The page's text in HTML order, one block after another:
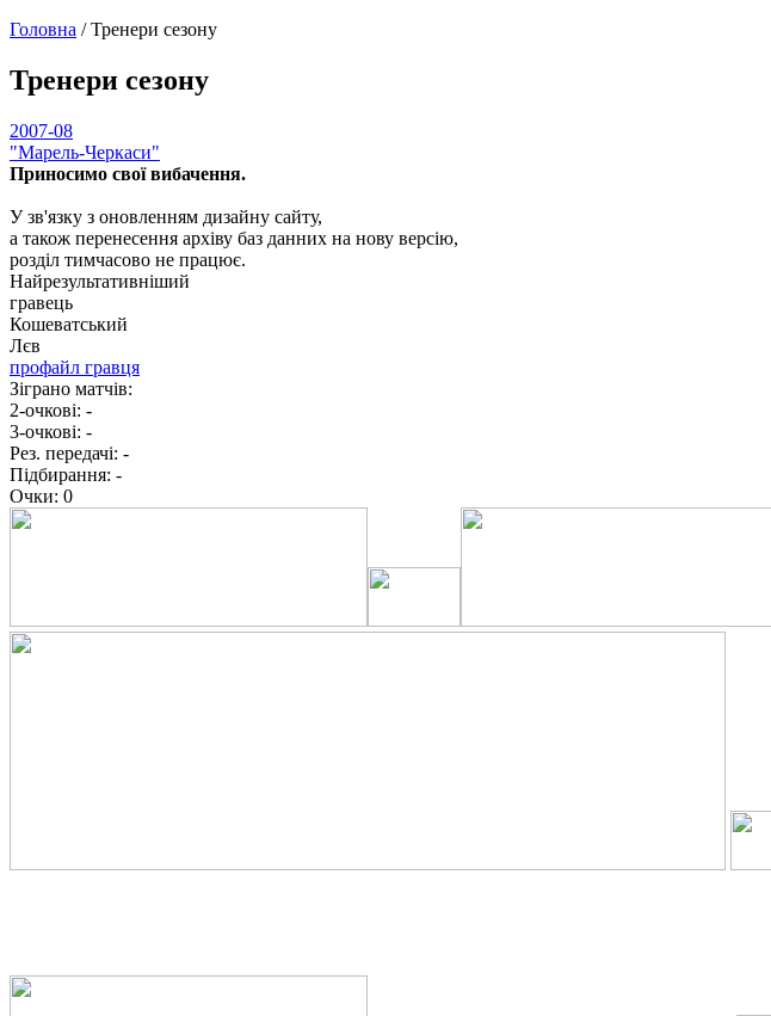
Головна /Тренери сезону
Тренери сезону
2007-08
"Марель-Черкаси"
Приносимо свої вибачення.
У зв'язку з оновленням дизайну сайту,
а також перенесення архіву баз данних на нову версію,
розділ тимчасово не працює.
Найрезультативніший
гравець
Кошеватський
Лєв
профайл гравця
Зіграно матчів:
2-очкові: -
3-очкові: -
Рез. передачі: -
Підбирання: -
Очки: 0